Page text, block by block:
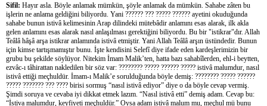
Sifil: Hayır asla. Böyle anlamak mümkün, şöyle anlamak da mümkün. Sahabe zâten bu
işlerin ne anlama geldiğini biliyordu. Yani ?????? ??? ????? ?????? ayetini okuduğunda
sahabe bunun istivâ kelimesinin Arap dilindeki mütebâdir anlamını esas alarak, ilk akla
gelen anlamını esas alarak nasıl anlaşılması gerektiğini biliyordu. Bu bir "istikrar"dır. Allah
Teâlâ hâşâ arşa istikrar anlamında istivâ etmiştir. Yani Allah Teâlâ arşın üstündedir. Bunun
için kimse tartışmamıştır bunu. İşte kendisini Selefî diye ifade eden kardeşlerimizin bir
grubu bu şekilde söylüyor. Nitekim İmam Malik’ten, hatta bazı sahabîlerden, ehl-i beytten,
ezvâc-ı tâhirattan nakledilen bir söz var: ???????? ????? ?????? ????? istivâ malumdur, nasıl
istivâ ettiği meçhuldür. İmam-ı Malik’e sorulduğunda böyle demiş: ???????? ????? ??????
????? ??????? ??? ???? birisi sormuş “nasıl istivâ ediyor” diye o da böyle cevap vermiş.
Şimdi soruya ve cevaba iyi dikkat etmek lazım. “Nasıl istivâ etti” demiş adam. Cevap bu:
“İstiva malumdur, keyfiyeti meçhuldür.” Oysa adam istivâ malum mu, meçhul mü bunu